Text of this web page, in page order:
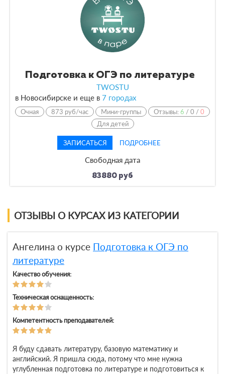
Подготовка к ОГЭ по литературе
TWOSTU
в Новосибирске и еще в 7 городах
Очная 873 руб/час Мини-группы Отзывы:6 /0 /0
Для детей
ЗАПИСАТЬСЯ ПОДРОБНЕЕ
Свободная дата
83880 руб
ОТЗЫВЫ О КУРСАХ ИЗ КАТЕГОРИИ
Ангелина о курсе Подготовка к ОГЭ по
литературе
Качество обучения:
Техническая оснащенность:
Компетентность преподавателей:
Я буду сдавать литературу, базовую математику и
английский. Я пришла сюда, потому что мне нужна
углубленная подготовка по литературе и подготовиться к